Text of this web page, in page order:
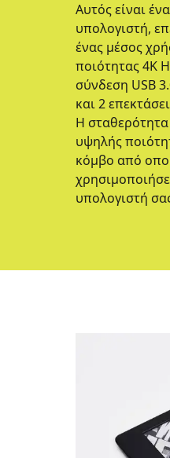
Αυτός είναι
υπολογιστή,
ένας μέσος
ποιότητας 4K
σύνδεση USB
και 2
Η
υψηλής
κόμβο από
υπολογιστή